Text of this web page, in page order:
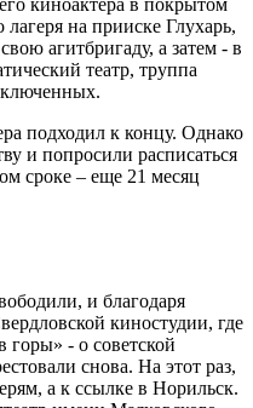
киноактера в покрытом
на прииске Глухарь,
агитбригаду, а затем - в
театр, труппа
подходил к концу. Однако
и попросили расписаться
сроке – еще 21 месяц
и благодаря
киностудии, где
горы» - о советской
снова. На этот раз,
а к ссылке в Норильск.